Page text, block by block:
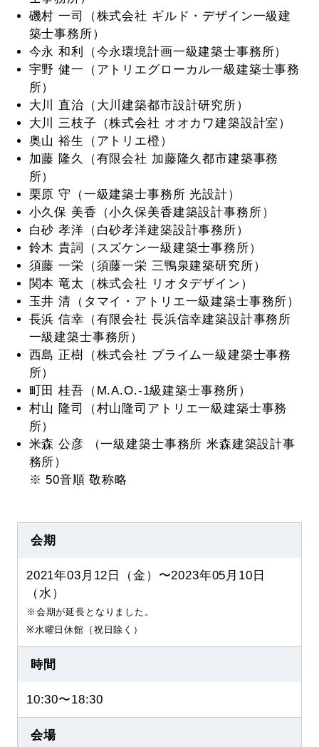
磯村 一司（株式会社 ギルド・デザイン一級建
築士事務所）
今永 和利（今永環境計画一級建築士事務所）
宇野 健一（アトリエグローカル一級建築士事務
所）
大川 直治（大川建築都市設計研究所）
大川 三枝子（株式会社 オオカワ建築設計室）
奥山 裕生（アトリエ橙）
加藤 隆久（有限会社 加藤隆久都市建築事務
所）
栗原 守（一級建築士事務所 光設計）
小久保 美香（小久保美香建築設計事務所）
白砂 孝洋（白砂孝洋建築設計事務所）
鈴木 貴詞（スズケン一級建築士事務所）
須藤 一栄（須藤一栄 三鴨泉建築研究所）
関本 竜太（株式会社 リオタデザイン）
玉井 清（タマイ・アトリエ一級建築士事務所）
長浜 信幸（有限会社 長浜信幸建築設計事務所
一級建築士事務所）
西島 正樹（株式会社 プライム一級建築士事務
所）
町田 桂吾（M.A.O.-1級建築士事務所）
村山 隆司（村山隆司アトリエ一級建築士事務
所）
米森 公彦 （一級建築士事務所 米森建築設計事
務所）
※ 50音順 敬称略
会期
2021年03月12日（金）〜2023年05月10日
（水）
※会期が延長となりました。
※水曜日休館（祝日除く）
時間
10:30〜18:30
会場